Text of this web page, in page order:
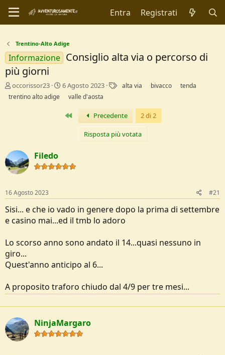
Entra Registrati
Trentino-Alto Adige
Informazione Consiglio alta via o percorso di
più giorni
C
r
e
D
i
s
u
s
i
e
occorissor23
D
z
6 Agosto 2023 alta via bivacco
tenda
trentino alto adige
valle d'aosta
Primo Precedente 2 di 2
Risposta più votata
Filedo
16 Agosto 2023 #21
Sisi... e che io vado in genere dopo la prima di settembre
e casino mai...ed il tmb lo adoro
Lo scorso anno sono andato il 14...quasi nessuno in
giro...
Quest'anno anticipo al 6...
A proposito traforo chiudo dal 4/9 per tre mesi...
NinjaMargaro